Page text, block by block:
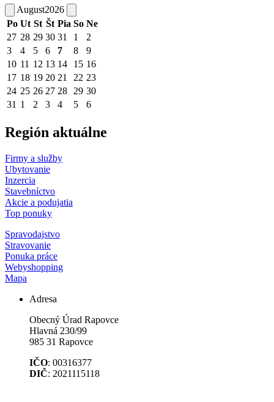
August2026
Po Ut St Št Pia So Ne
27 28 29 30 31 1
2
3
4 5 6 7 8
9
10 11 12 13 14 15 16
17 18 19 20 21 22 23
24 25 26 27 28 29 30
31 1 2 3 4 5 6
Región aktuálne
Firmy a služby
Ubytovanie
Inzercia
Stavebníctvo
Akcie a podujatia
Top ponuky
Spravodajstvo
Stravovanie
Ponuka práce
Webyshopping
Mapa
Adresa
Obecný Úrad Rapovce
Hlavná 230/99
985 31 Rapovce
IČO: 00316377
DIČ: 2021115118